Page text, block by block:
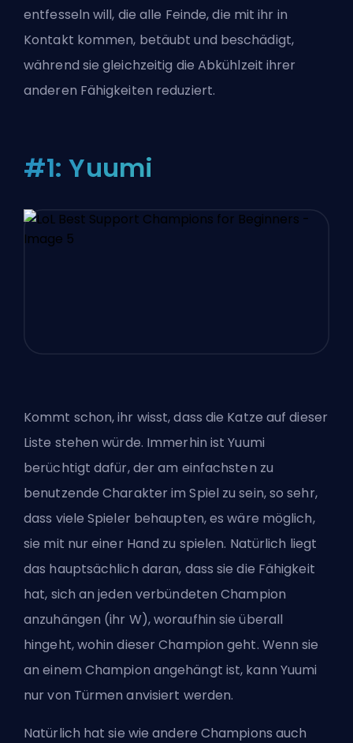
entfesseln will, die alle Feinde, die mit ihr in
Kontakt kommen, betäubt und beschädigt,
während sie gleichzeitig die Abkühlzeit ihrer
anderen Fähigkeiten reduziert.
#1: Yuumi
Kommt schon, ihr wisst, dass die Katze auf dieser
Liste stehen würde. Immerhin ist Yuumi
berüchtigt dafür, der am einfachsten zu
benutzende Charakter im Spiel zu sein, so sehr,
dass viele Spieler behaupten, es wäre möglich,
sie mit nur einer Hand zu spielen. Natürlich liegt
das hauptsächlich daran, dass sie die Fähigkeit
hat, sich an jeden verbündeten Champion
anzuhängen (ihr W), woraufhin sie überall
hingeht, wohin dieser Champion geht. Wenn sie
an einem Champion angehängt ist, kann Yuumi
nur von Türmen anvisiert werden.
Natürlich hat sie wie andere Champions auch